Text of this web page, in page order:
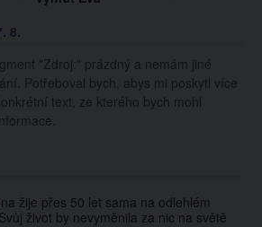
8.
"Zdroj:" prázdný a nemám jiné
Potřeboval bych, abys mi poskytl více
text, ze kterého bych mohl
žije přes 50 let sama na odlehlém
život by nevyměnila za nic na světě